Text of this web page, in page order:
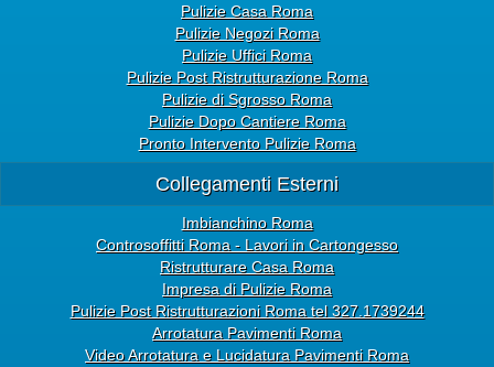
Pulizie Casa Roma
Pulizie Negozi Roma
Pulizie Uffici Roma
Pulizie Post Ristrutturazione Roma
Pulizie di Sgrosso Roma
Pulizie Dopo Cantiere Roma
Pronto Intervento Pulizie Roma
Collegamenti Esterni
Imbianchino Roma
Controsoffitti Roma - Lavori in Cartongesso
Ristrutturare Casa Roma
Impresa di Pulizie Roma
Pulizie Post Ristrutturazioni Roma tel 327.1739244
Arrotatura Pavimenti Roma
Video Arrotatura e Lucidatura Pavimenti Roma